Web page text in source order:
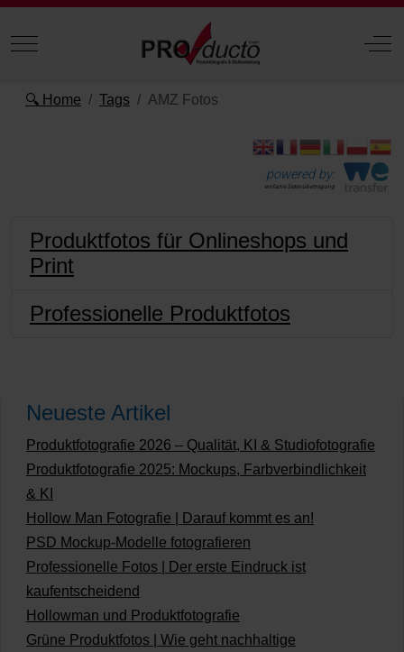
Mobile Menu Toggle Off-
🔍 Home Tags AMZ Fotos
powered by:
einfache Datenübertragung
Produktfotos für Onlineshops und
Print
Professionelle Produktfotos
Neueste Artikel
Produktfotografie 2026 – Qualität, KI & Studiofotografie
Produktfotografie 2025: Mockups, Farbverbindlichkeit
& KI
Hollow Man Fotografie | Darauf kommt es an!
PSD Mockup-Modelle fotografieren
Professionelle Fotos | Der erste Eindruck ist
kaufentscheidend
Hollowman und Produktfotografie
Grüne Produktfotos | Wie geht nachhaltige